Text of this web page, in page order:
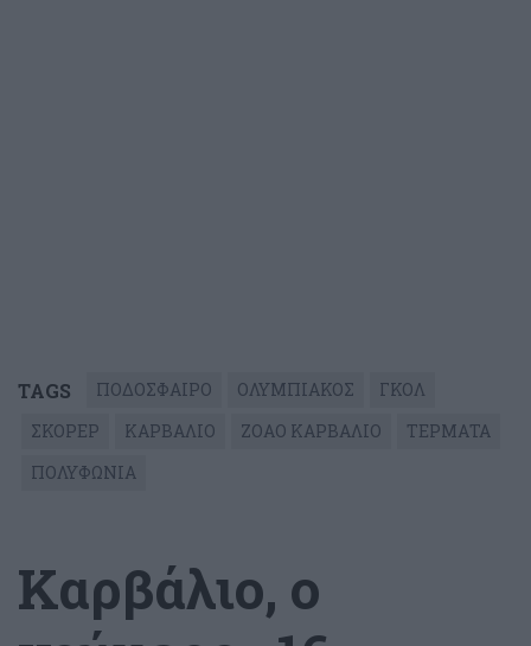
TAGS ΠΟΔΟΣΦΑΙΡΟ ΟΛΥΜΠΙΑΚΟΣ
ΓΚΟΛ
ΣΚΟΡΕΡ
ΚΑΡΒΑΛΙΟ ΖΟΑΟ ΚΑΡΒΑΛΙΟ
ΤΕΡΜΑΤΑ
ΠΟΛΥΦΩΝΙΑ
Καρβάλιο, ο